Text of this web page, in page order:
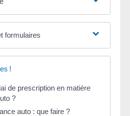
formulaires
!
de prescription en matière
?
auto : que faire ?